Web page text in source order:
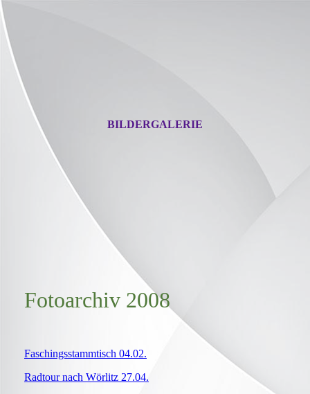
BILDERGALERIE
Fotoarchiv 2008
Faschingsstammtisch 04.02.
Radtour nach Wörlitz 27.04.